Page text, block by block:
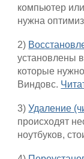
компьютер
нужна
2)
установлены
которые
Виндовс.
3)Удаление
происходят
ноутбуков,